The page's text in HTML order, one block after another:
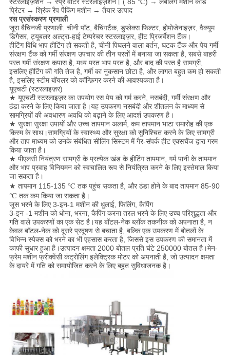
स्टरलाइज़ेशन → स्प्रे वॉटर स्टरलाइज़ेशन। ( 85 ℃) → लेबलिंग मशीन कोड
प्रिंटर → श्रिंक रैप पैकिंग मशीन → तैयार उत्पाद
रस प्रसंस्करण प्रणाली
जूस बैचिनजी प्रणाली: चीनी पॉट, बैचिंगटैंक, डुप्लेक्स फिल्टर, होमोजेनाइज़र, वैक्यूम
डिगैसर, ट्यूबलर अल्ट्रा-हाई टेम्परेचर स्टरलाइज़र, हीट प्रिजर्वेशन टैंक।
हीटिंग विधि भाप हीटिंग हो सकती है, चीनी पिघलने वाला बर्तन, घटक टैंक और पेय गर्मी
संरक्षण टैंक को गर्मी संरक्षण उपचार की तीन परतों में बनाया जा सकता है, सबसे बाहरी
परत गर्मी संरक्षण कपास है, मध्य परत भाप परत है, और बाद की परत है सामग्री,
इसलिए हीटिंग की गति तेज है, गर्मी का नुकसान छोटा है, और लागत बहुत कम हो सकती
है, इसलिए स्टीम बॉयलर को कॉन्फ़िगर करने की आवश्यकता है।
यूएचटी (स्टरलाइज़र)
★ यूएचटी स्टरलाइज़र का उपयोग रस पेय को गर्म करने, नसबंदी, गर्मी संरक्षण और
ठंडा करने के लिए किया जाता है।यह उपकरण नसबंदी और शीतलन के माध्यम से
सामग्रियों की अवधारण अवधि को बढ़ाने के लिए आदर्श उपकरण है।
★ सुरक्षा सुरक्षा उपायों और उच्च तापमान अलार्म, कम तापमान भाटा समारोह की एक
किस्म के साथ।सामग्रियों के स्वास्थ्य और सुरक्षा को सुनिश्चित करने के लिए सामग्री
और ताप माध्यम को उनके संबंधित सीलिंग सिस्टम में गैर-संपर्क हीट एक्सचेंज द्वारा गरम
किया जाता है।
★ पीएलसी नियंत्रण सामग्री के प्रत्येक खंड के हीटिंग तापमान, गर्म पानी के तापमान
और भाप प्रवाह विनियमन को स्वचालित रूप से नियंत्रित करने के लिए इस्तेमाल किया
जा सकता है।
★ तापमान 115-135 ℃ तक पहुंच सकता है, और ठंडा होने के बाद तापमान 85-90
℃ तक कम किया जा सकता है।
जूस भरने के लिए 3-इन-1 मशीन की धुलाई, फिलिंग, कैपिंग
3-इन -1 मशीन को धोना, भरना, कैपिंग करना तरल भरने के लिए उच्च परिशुद्धता और
गति वाले उपकरणों का एक सेट है।यह बॉटल-नेक ब्लॉक तकनीक को अपनाता है, न
केवल बॉटल-नेक को दूसरे प्रदूषण से बचाता है, बल्कि एक उपकरण में बोतलों के
विभिन्न स्पेक्स को भरने का भी एहसास करता है, जिससे इस उपकरण की समानता में
काफी सुधार हुआ है।उत्पादन क्षमता 2000 बोतल प्रति घंटे 250000 बोतल है।मेन-
फ्रेम मशीन फ्रीक्वेंसी कंट्रोलिंग इलेक्ट्रिक मोटर को अपनाती है, जो उत्पादन क्षमता
के दायरे में गति को समायोजित करने के लिए बहुत सुविधाजनक है।